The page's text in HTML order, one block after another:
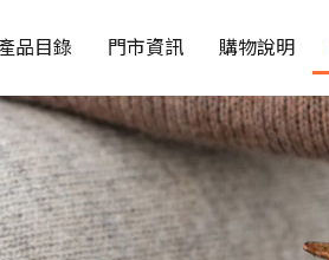
品目錄 門市資訊 購物說明